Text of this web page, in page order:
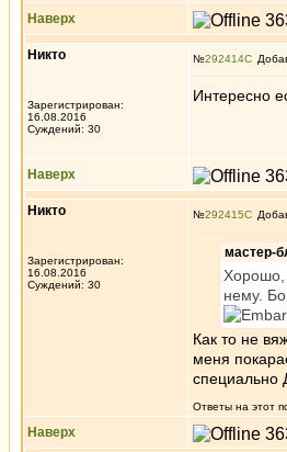
Наверх
Никто
Зарегистрирован:
16.08.2016
Суждений: 30
№292414
Интересно
Наверх
Никто
Зарегистрирован:
16.08.2016
Суждений: 30
№292415
мастер-
Хорошо,
нему.
Как то не
меня
специально
Ответы на этот
Наверх